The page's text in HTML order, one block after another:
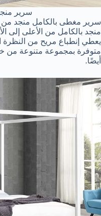
سرير
سرير مغطى بالكامل منجد من
منجد بالكامل من الأعلى إلى
يعطي إنطباع مريح من النظرة
متوفرة بمجموعة متنوعة من
أيضًا.